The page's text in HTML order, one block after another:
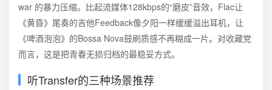
war 的暴力压缩。比起流媒体128kbps的“磨皮”音效，Flac让
《黄昏》尾奏的吉他Feedback像夕阳一样缓缓溢出耳机，让
《啤酒泡泡》的Bossa Nova鼓刷质感不再糊成一片。对收藏党
而言，这是把青春无损归档的最稳妥方式。
听Transfer的三种场景推荐